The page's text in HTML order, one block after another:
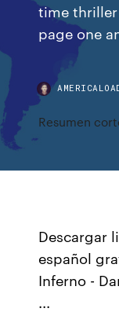
time
page one
Resumen
Descargar
español
Inferno -
...